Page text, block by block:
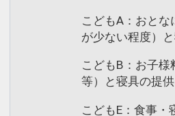
こどもA：おと
が少ない程度）
こどもB：お子
等）と寝具の提供
こどもE：食事・